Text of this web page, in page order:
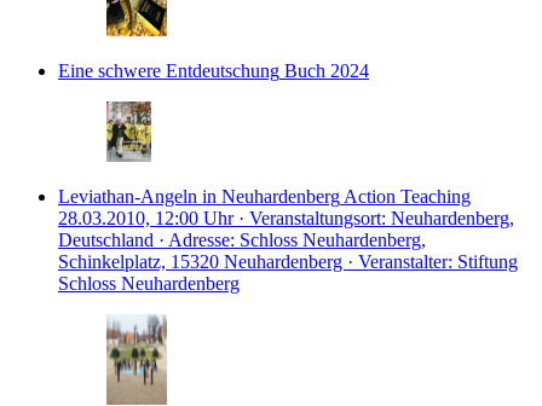
Eine schwere Entdeutschung Buch 2024
Leviathan-Angeln in Neuhardenberg Action Teaching
28.03.2010, 12:00 Uhr · Veranstaltungsort: Neuhardenberg,
Deutschland · Adresse: Schloss Neuhardenberg,
Schinkelplatz, 15320 Neuhardenberg · Veranstalter: Stiftung
Schloss Neuhardenberg